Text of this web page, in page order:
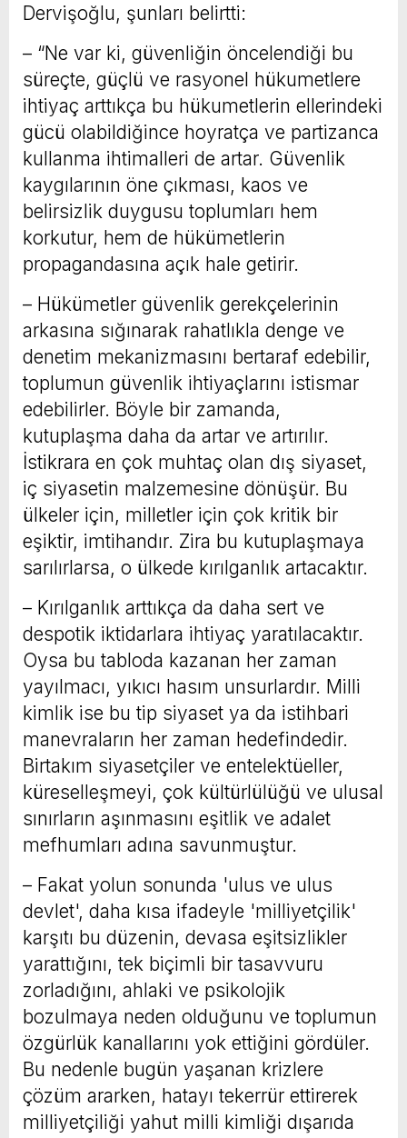
Dervişoğlu, şunları belirtti:
– “Ne var ki, güvenliğin öncelendiği bu
süreçte, güçlü ve rasyonel hükumetlere
ihtiyaç arttıkça bu hükumetlerin ellerindeki
gücü olabildiğince hoyratça ve partizanca
kullanma ihtimalleri de artar. Güvenlik
kaygılarının öne çıkması, kaos ve
belirsizlik duygusu toplumları hem
korkutur, hem de hükümetlerin
propagandasına açık hale getirir.
– Hükümetler güvenlik gerekçelerinin
arkasına sığınarak rahatlıkla denge ve
denetim mekanizmasını bertaraf edebilir,
toplumun güvenlik ihtiyaçlarını istismar
edebilirler. Böyle bir zamanda,
kutuplaşma daha da artar ve artırılır.
İstikrara en çok muhtaç olan dış siyaset,
iç siyasetin malzemesine dönüşür. Bu
ülkeler için, milletler için çok kritik bir
eşiktir, imtihandır. Zira bu kutuplaşmaya
sarılırlarsa, o ülkede kırılganlık artacaktır.
– Kırılganlık arttıkça da daha sert ve
despotik iktidarlara ihtiyaç yaratılacaktır.
Oysa bu tabloda kazanan her zaman
yayılmacı, yıkıcı hasım unsurlardır. Milli
kimlik ise bu tip siyaset ya da istihbari
manevraların her zaman hedefindedir.
Birtakım siyasetçiler ve entelektüeller,
küreselleşmeyi, çok kültürlülüğü ve ulusal
sınırların aşınmasını eşitlik ve adalet
mefhumları adına savunmuştur.
– Fakat yolun sonunda 'ulus ve ulus
devlet', daha kısa ifadeyle 'milliyetçilik'
karşıtı bu düzenin, devasa eşitsizlikler
yarattığını, tek biçimli bir tasavvuru
zorladığını, ahlaki ve psikolojik
bozulmaya neden olduğunu ve toplumun
özgürlük kanallarını yok ettiğini gördüler.
Bu nedenle bugün yaşanan krizlere
çözüm ararken, hatayı tekerrür ettirerek
milliyetçiliği yahut milli kimliği dışarıda